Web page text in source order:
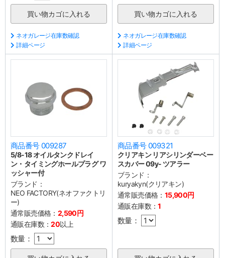
ネオガレージ在庫数確認
詳細ページ
ネオガレージ在庫数確認
詳細ページ
商品番号 009287
5/8-18 オイルタンクドレイ
ン・タイミングホールプラグ ワ
ッシャー付
ブランド：
NEO FACTORY(ネオファクトリ
ー)
通常販売価格： 2,590円
通販在庫数：20以上
数量：
商品番号 009321
クリアキン リアシリンダーベー
スカバー 09y- ツアラー
ブランド：
kuryakyn(クリアキン)
通常販売価格： 15,900円
通販在庫数：1
数量：